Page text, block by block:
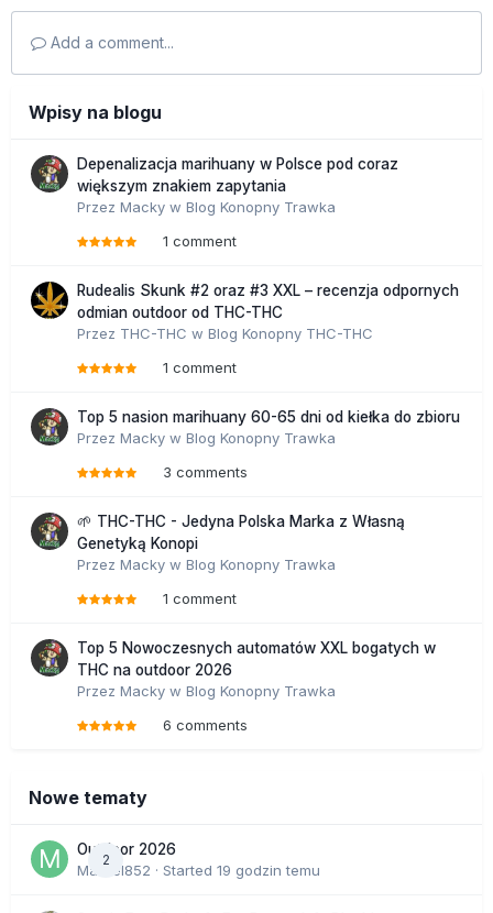
Add a comment...
Wpisy na blogu
Depenalizacja marihuany w Polsce pod coraz
większym znakiem zapytania
Przez Macky w Blog Konopny Trawka
1 comment
Rudealis Skunk #2 oraz #3 XXL – recenzja odpornych
odmian outdoor od THC-THC
Przez THC-THC w Blog Konopny THC-THC
1 comment
Top 5 nasion marihuany 60-65 dni od kiełka do zbioru
Przez Macky w Blog Konopny Trawka
3 comments
🌱 THC-THC - Jedyna Polska Marka z Własną
Genetyką Konopi
Przez Macky w Blog Konopny Trawka
1 comment
Top 5 Nowoczesnych automatów XXL bogatych w
THC na outdoor 2026
Przez Macky w Blog Konopny Trawka
6 comments
Nowe tematy
2
Outdoor 2026
Marcel852 · Started 19 godzin temu